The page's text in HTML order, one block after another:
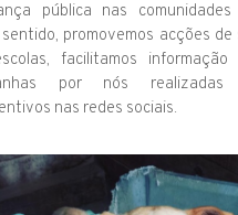
pública nas
promovemos acções de
facilitamos
por nós
nas redes sociais.